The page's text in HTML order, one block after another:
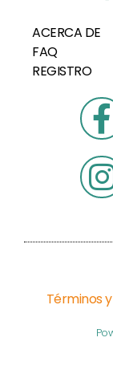
ACERCA DE
FAQ
REGISTRO
Términos